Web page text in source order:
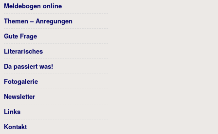
Meldebogen online
Themen – Anregungen
Gute Frage
Literarisches
Da passiert was!
Fotogalerie
Newsletter
Links
Kontakt